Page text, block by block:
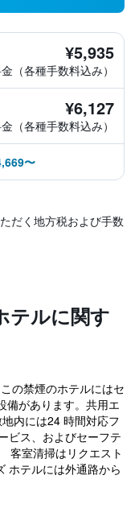
¥5,935
（各種手数料込み）
¥6,127
（各種手数料込み）
〜
だく地方税および手数
テルに関す
の禁煙のホテルにはセ
備があります。共用エ
内には24 時間対応フ
ビス、およびセーフテ
客室清掃はリクエスト
ホテルには外通路から